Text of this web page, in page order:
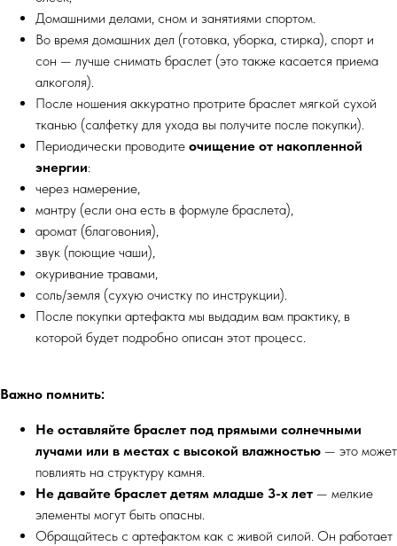
Домашними делами, сном и занятиями спортом.
Во время домашних дел (готовка, уборка, стирка), спорт и
сон — лучше снимать браслет (это также касается приема
алкоголя).
После ношения аккуратно протрите браслет мягкой сухой
тканью (салфетку для ухода вы получите после покупки).
Периодически проводите очищение от накопленной
энергии:
через намерение,
мантру (если она есть в формуле браслета),
аромат (благовония),
звук (поющие чаши),
окуривание травами,
соль/земля (сухую очистку по инструкции).
После покупки артефакта мы выдадим вам практику, в
которой будет подробно описан этот процесс.
Важно помнить:
Не оставляйте браслет под прямыми солнечными
лучами или в местах с высокой влажностью — это может
повлиять на структуру камня.
Не давайте браслет детям младше 3-х лет — мелкие
элементы могут быть опасны.
Обращайтесь с артефактом как с живой силой. Он работает